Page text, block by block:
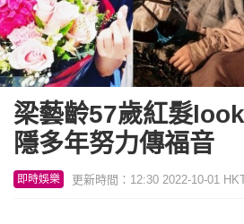
梁藝齡57歲紅髮
隱多年努力傳福音
即時娛樂 更新時間：12:30 2022-10-01